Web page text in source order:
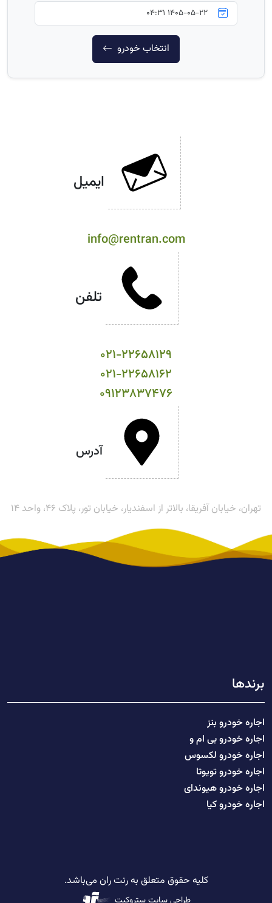
انتخاب خودرو
ایمیل
info@rentran.com
تلفن
۰۲۱-۲۲۶۵۸۱۲۹
۰۲۱-۲۲۶۵۸۱۶۲
۰۹۱۲۳۸۳۷۴۷۶
آدرس
تهران، خیابان آفریقا، بالاتر از اسفندیار، خیابان تور، پلاک ۴۶، واحد ۱۴
برندها
اجاره خودرو بنز
اجاره خودرو بی ام و
اجاره خودرو لکسوس
اجاره خودرو تویوتا
اجاره خودرو هیوندای
اجاره خودرو کیا
کلیه حقوق متعلق به رنت ران می‌باشد.